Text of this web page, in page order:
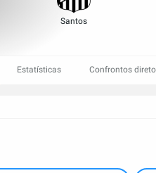
Santos
Estatísticas Confrontos